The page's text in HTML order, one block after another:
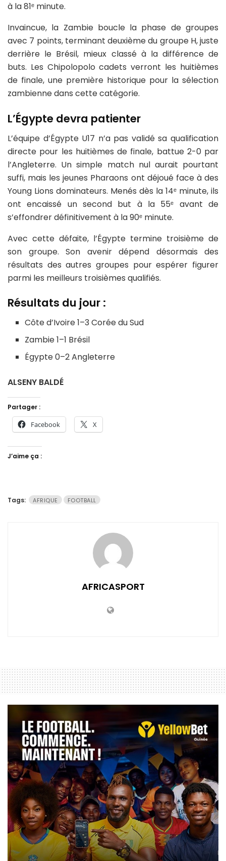
à la 81ᵉ minute.
Invaincue, la Zambie boucle la phase de groupes
avec 7 points, terminant deuxième du groupe H, juste
derrière le Brésil, mieux classé à la différence de
buts. Les Chipolopolo cadets verront les huitièmes
de finale, une première historique pour la sélection
zambienne dans cette catégorie.
L’Égypte devra patienter
L’équipe d’Égypte U17 n’a pas validé sa qualification
directe pour les huitièmes de finale, battue 2-0 par
l’Angleterre. Un simple match nul aurait pourtant
suffi, mais les jeunes Pharaons ont déjoué face à des
Young Lions dominateurs. Menés dès la 14ᵉ minute, ils
ont encaissé un second but à la 55ᵉ avant de
s’effondrer définitivement à la 90ᵉ minute.
Avec cette défaite, l’Égypte termine troisième de
son groupe. Son avenir dépend désormais des
résultats des autres groupes pour espérer figurer
parmi les meilleurs troisièmes qualifiés.
Résultats du jour :
Côte d’Ivoire 1–3 Corée du Sud
Zambie 1–1 Brésil
Égypte 0–2 Angleterre
ALSENY BALDÉ
Partager :
Facebook X
J’aime ça :
Tags: AFRIQUE FOOTBALL
AFRICASPORT